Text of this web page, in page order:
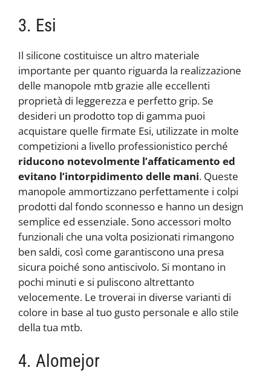
3. Esi
Il silicone costituisce un altro materiale
importante per quanto riguarda la realizzazione
delle manopole mtb grazie alle eccellenti
proprietà di leggerezza e perfetto grip. Se
desideri un prodotto top di gamma puoi
acquistare quelle firmate Esi, utilizzate in molte
competizioni a livello professionistico perché
riducono notevolmente l’affaticamento ed
evitano l’intorpidimento delle mani. Queste
manopole ammortizzano perfettamente i colpi
prodotti dal fondo sconnesso e hanno un design
semplice ed essenziale. Sono accessori molto
funzionali che una volta posizionati rimangono
ben saldi, così come garantiscono una presa
sicura poiché sono antiscivolo. Si montano in
pochi minuti e si puliscono altrettanto
velocemente. Le troverai in diverse varianti di
colore in base al tuo gusto personale e allo stile
della tua mtb.
4. Alomejor